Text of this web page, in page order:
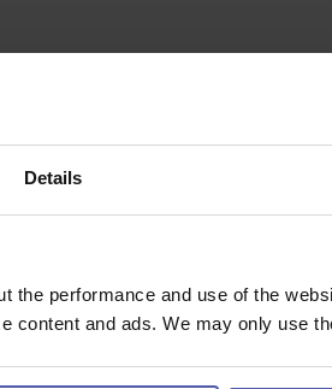
Details
the performance and use of the
content and ads. We may only use
місяць
в команді, ми будемо раді вас
ця…